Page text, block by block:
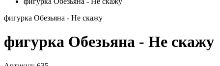
фигурка Обезьяна - Не скажу
фигурка Обезьяна - Не скажу